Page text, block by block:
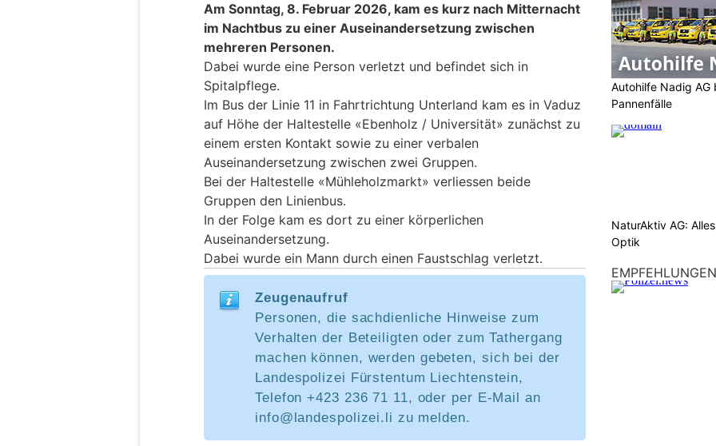
Am Sonntag, 8. Februar 2026, kam es kurz nach Mitternacht
im Nachtbus zu einer Auseinandersetzung zwischen
mehreren Personen.
Dabei wurde eine Person verletzt und befindet sich in
Spitalpflege.
Im Bus der Linie 11 in Fahrtrichtung Unterland kam es in Vaduz
auf Höhe der Haltestelle «Ebenholz / Universität» zunächst zu
einem ersten Kontakt sowie zu einer verbalen
Auseinandersetzung zwischen zwei Gruppen.
Bei der Haltestelle «Mühleholzmarkt» verliessen beide
Gruppen den Linienbus.
In der Folge kam es dort zu einer körperlichen
Auseinandersetzung.
Dabei wurde ein Mann durch einen Faustschlag verletzt.
Zeugenaufruf
Personen, die sachdienliche Hinweise zum
Verhalten der Beteiligten oder zum Tathergang
machen können, werden gebeten, sich bei der
Landespolizei Fürstentum Liechtenstein,
Telefon +423 236 71 11, oder per E-Mail an
info@landespolizei.li zu melden.
Autohilfe Nadig AG
Pannenfälle
NaturAktiv AG:
Optik
EMPFEHLUNGEN